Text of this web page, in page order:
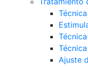
Ajuste